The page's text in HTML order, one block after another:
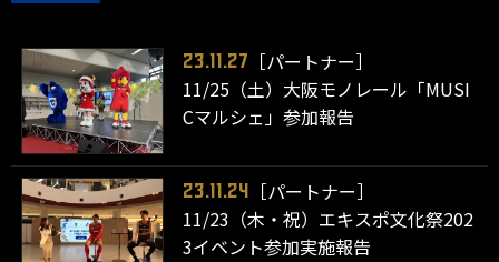
23.11.27
［パートナー］
11/25（土）大阪モノレール「MUSI
Cマルシェ」参加報告
23.11.24
［パートナー］
11/23（木・祝）エキスポ文化祭202
3イベント参加実施報告